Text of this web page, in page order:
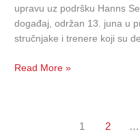
upravu uz podršku Hanns
događaj, održan 13. juna u
stručnjake i trenere koji su
Read More »
1 2 …